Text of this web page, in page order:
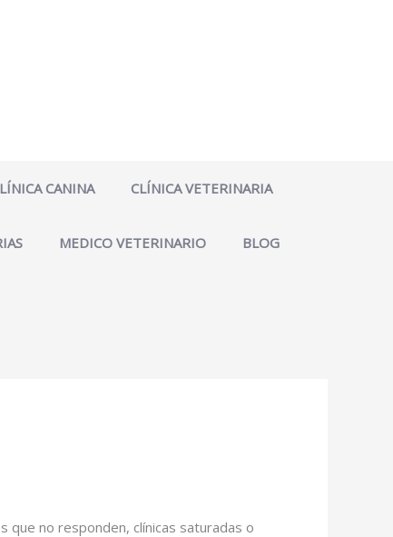
CANINA CLÍNICA VETERINARIA
MEDICO VETERINARIO BLOG
que no responden, clínicas saturadas o